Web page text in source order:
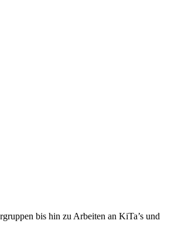
bis hin zu Arbeiten an KiTa’s und